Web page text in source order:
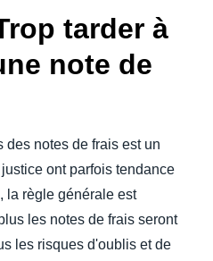
tarder à
note de
des notes de frais est un
ont parfois tendance
la règle générale est
les notes de frais seront
les risques d'oublis et de